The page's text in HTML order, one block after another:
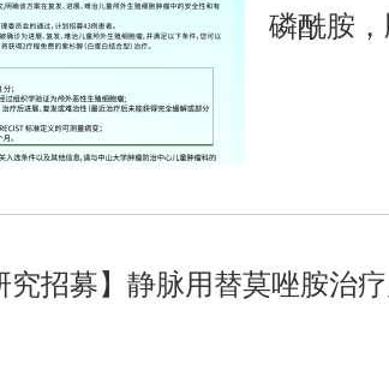
磷酰胺
究招募】静脉用替莫唑胺治